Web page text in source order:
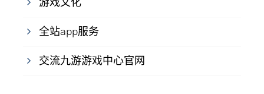
游戏文化
全站app服务
交流九游游戏中心官网